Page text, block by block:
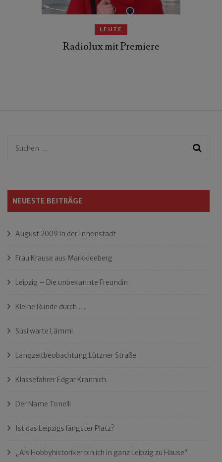
LEUTE
Radiolux mit Premiere
Suchen
NEUESTE BEITRÄGE
August 2009 in der Innenstadt
Frau Krause aus Markkleeberg
Leipzig – Die unbekannte Freundin
Kleine Runde durch …
Susi warte Lämmi
Langzeitbeobachtung Lützner Straße
Klassefahrer Edgar Krannich
Der Name Tonelli
Ist das Leipzigs längster Platz?
„Als Hobbyhistoriker bin ich in ganz Leipzig zu Hause“